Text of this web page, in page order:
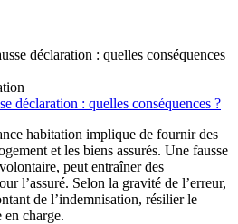
déclaration : quelles conséquences ?
habitation implique de fournir des
et les biens assurés. Une fausse
peut entraîner des
l’assuré. Selon la gravité de l’erreur,
de l’indemnisation, résilier le
en charge.